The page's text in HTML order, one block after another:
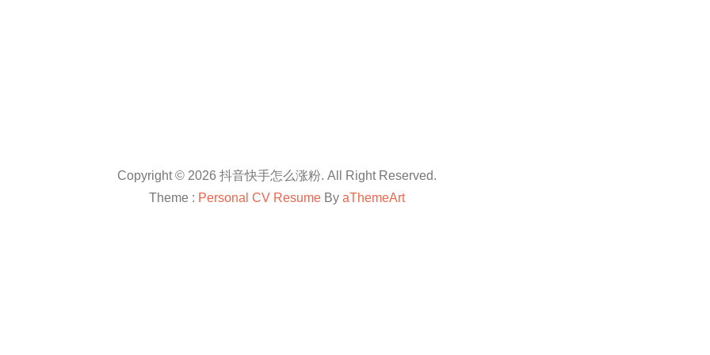
Copyright © 2026 抖音快手怎么涨粉. All Right Reserved.
Theme : Personal CV ResumeBy aThemeArt